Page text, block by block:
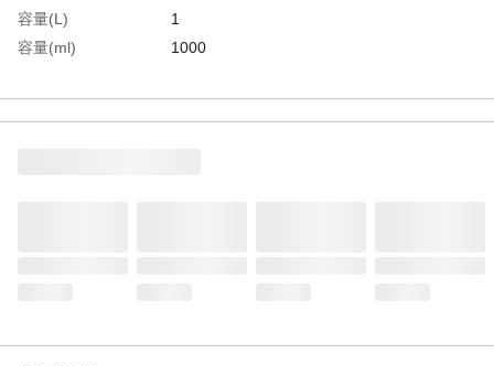
容量(L)
1
容量(ml)
1000
Ｍ２］］/s)
生産国
日本